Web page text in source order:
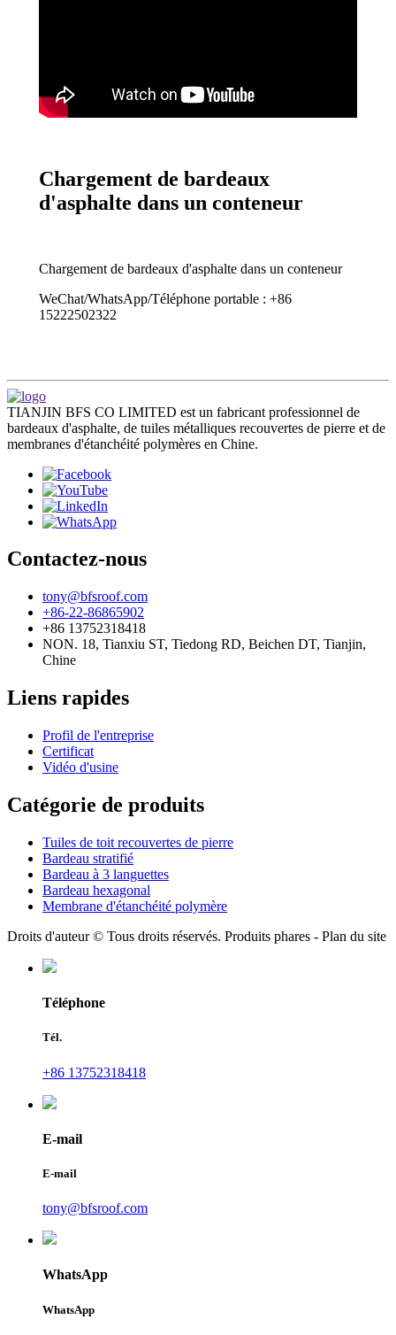
Chargement de bardeaux
d'asphalte dans un conteneur
Chargement de bardeaux d'asphalte dans un conteneur
WeChat/WhatsApp/Téléphone portable : +86
15222502322
TIANJIN BFS CO LIMITED est un fabricant professionnel de
bardeaux d'asphalte, de tuiles métalliques recouvertes de pierre et de
membranes d'étanchéité polymères en Chine.
Contactez-nous
tony@bfsroof.com
+86-22-86865902
+86 13752318418
NON. 18, Tianxiu ST, Tiedong RD, Beichen DT, Tianjin,
Chine
Liens rapides
Profil de l'entreprise
Certificat
Vidéo d'usine
Catégorie de produits
Tuiles de toit recouvertes de pierre
Bardeau stratifié
Bardeau à 3 languettes
Bardeau hexagonal
Membrane d'étanchéité polymère
Droits d'auteur © Tous droits réservés. Produits phares - Plan du site
Téléphone
Tél.
+86 13752318418
E-mail
E-mail
tony@bfsroof.com
WhatsApp
WhatsApp